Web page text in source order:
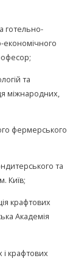
готельно-
економічного
та
міжнародних,
фермерського
та
Київ;
крафтових
Академія
крафтових